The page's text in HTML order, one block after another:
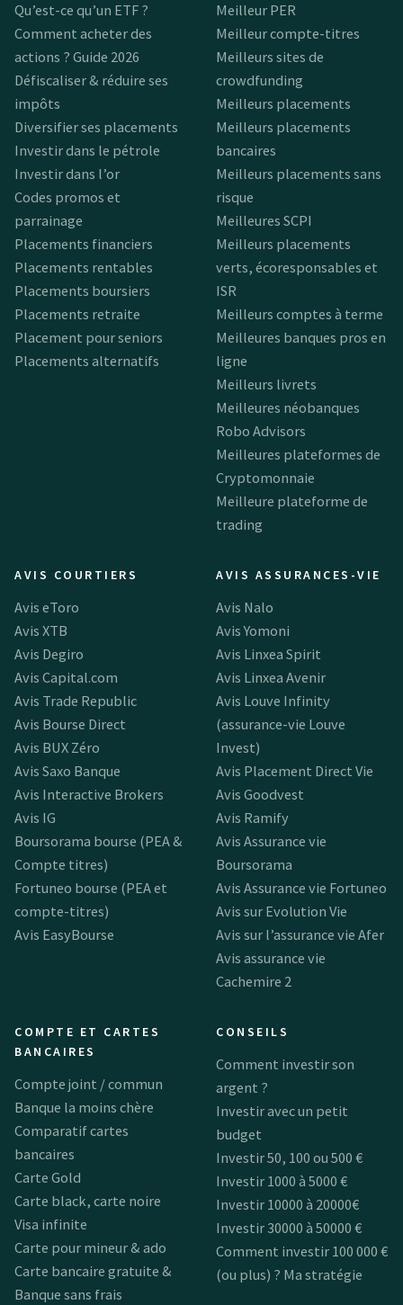
Qu’est-ce qu’un ETF ?
Comment acheter des
actions ? Guide 2026
Défiscaliser & réduire ses
impôts
Diversifier ses placements
Investir dans le pétrole
Investir dans l’or
Codes promos et
parrainage
Placements financiers
Placements rentables
Placements boursiers
Placements retraite
Placement pour seniors
Placements alternatifs
Meilleur PER
Meilleur compte-titres
Meilleurs sites de
crowdfunding
Meilleurs placements
Meilleurs placements
bancaires
Meilleurs placements sans
risque
Meilleures SCPI
Meilleurs placements
verts, écoresponsables et
ISR
Meilleurs comptes à terme
Meilleures banques pros en
ligne
Meilleurs livrets
Meilleures néobanques
Robo Advisors
Meilleures plateformes de
Cryptomonnaie
Meilleure plateforme de
trading
AVIS COURTIERS
Avis eToro
Avis XTB
Avis Degiro
Avis Capital.com
Avis Trade Republic
Avis Bourse Direct
Avis BUX Zéro
Avis Saxo Banque
Avis Interactive Brokers
Avis IG
Boursorama bourse (PEA &
Compte titres)
Fortuneo bourse (PEA et
compte-titres)
Avis EasyBourse
AVIS ASSURANCES-VIE
Avis Nalo
Avis Yomoni
Avis Linxea Spirit
Avis Linxea Avenir
Avis Louve Infinity
(assurance-vie Louve
Invest)
Avis Placement Direct Vie
Avis Goodvest
Avis Ramify
Avis Assurance vie
Boursorama
Avis Assurance vie Fortuneo
Avis sur Evolution Vie
Avis sur l’assurance vie Afer
Avis assurance vie
Cachemire 2
COMPTE ET CARTES
BANCAIRES
Compte joint / commun
Banque la moins chère
Comparatif cartes
bancaires
Carte Gold
Carte black, carte noire
Visa infinite
Carte pour mineur & ado
Carte bancaire gratuite &
Banque sans frais
CONSEILS
Comment investir son
argent ?
Investir avec un petit
budget
Investir 50, 100 ou 500 €
Investir 1000 à 5000 €
Investir 10000 à 20000€
Investir 30000 à 50000 €
Comment investir 100 000 €
(ou plus) ? Ma stratégie